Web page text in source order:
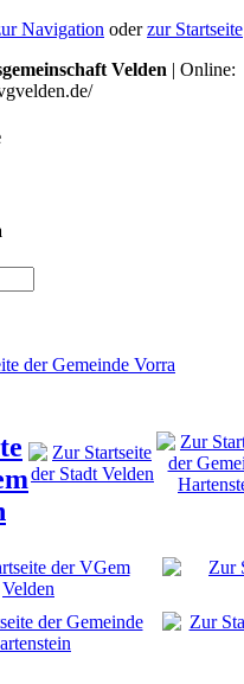
Navigation oderzur Startseite
Velden | Online: